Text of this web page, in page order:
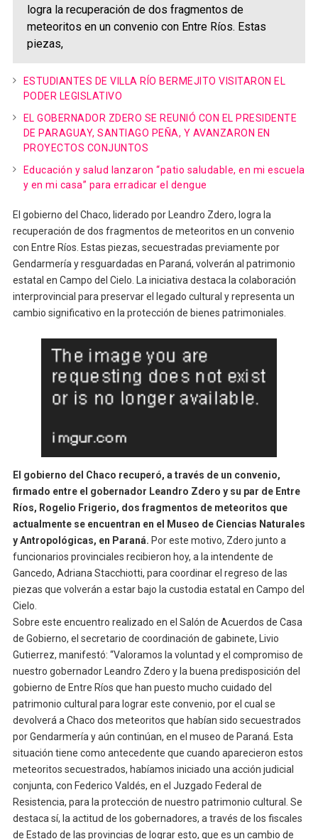
logra la recuperación de dos fragmentos de
meteoritos en un convenio con Entre Ríos. Estas
piezas,
ESTUDIANTES DE VILLA RÍO BERMEJITO VISITARON EL
PODER LEGISLATIVO
EL GOBERNADOR ZDERO SE REUNIÓ CON EL PRESIDENTE
DE PARAGUAY, SANTIAGO PEÑA, Y AVANZARON EN
PROYECTOS CONJUNTOS
Educación y salud lanzaron “patio saludable, en mi escuela
y en mi casa” para erradicar el dengue
El gobierno del Chaco, liderado por Leandro Zdero, logra la
recuperación de dos fragmentos de meteoritos en un convenio
con Entre Ríos. Estas piezas, secuestradas previamente por
Gendarmería y resguardadas en Paraná, volverán al patrimonio
estatal en Campo del Cielo. La iniciativa destaca la colaboración
interprovincial para preservar el legado cultural y representa un
cambio significativo en la protección de bienes patrimoniales.
El gobierno del Chaco recuperó, a través de un convenio,
firmado entre el gobernador Leandro Zdero y su par de Entre
Ríos, Rogelio Frigerio, dos fragmentos de meteoritos que
actualmente se encuentran en el Museo de Ciencias Naturales
y Antropológicas, en Paraná. Por este motivo, Zdero junto a
funcionarios provinciales recibieron hoy, a la intendente de
Gancedo, Adriana Stacchiotti, para coordinar el regreso de las
piezas que volverán a estar bajo la custodia estatal en Campo del
Cielo.
Sobre este encuentro realizado en el Salón de Acuerdos de Casa
de Gobierno, el secretario de coordinación de gabinete, Livio
Gutierrez, manifestó: “Valoramos la voluntad y el compromiso de
nuestro gobernador Leandro Zdero y la buena predisposición del
gobierno de Entre Ríos que han puesto mucho cuidado del
patrimonio cultural para lograr este convenio, por el cual se
devolverá a Chaco dos meteoritos que habían sido secuestrados
por Gendarmería y aún continúan, en el museo de Paraná. Esta
situación tiene como antecedente que cuando aparecieron estos
meteoritos secuestrados, habíamos iniciado una acción judicial
conjunta, con Federico Valdés, en el Juzgado Federal de
Resistencia, para la protección de nuestro patrimonio cultural. Se
destaca sí, la actitud de los gobernadores, a través de los fiscales
de Estado de las provincias de lograr esto, que es un cambio de